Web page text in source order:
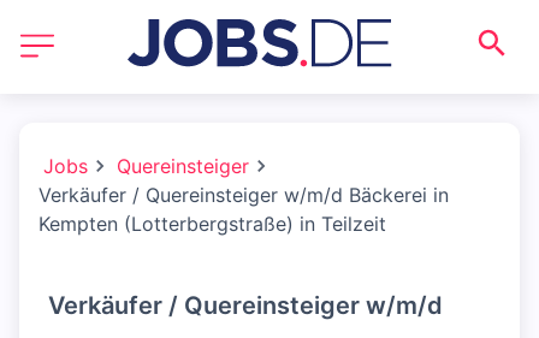
Jobs
Quereinsteiger
Verkäufer / Quereinsteiger w/m/d Bäckerei in
Kempten (Lotterbergstraße) in Teilzeit
Verkäufer / Quereinsteiger w/m/d